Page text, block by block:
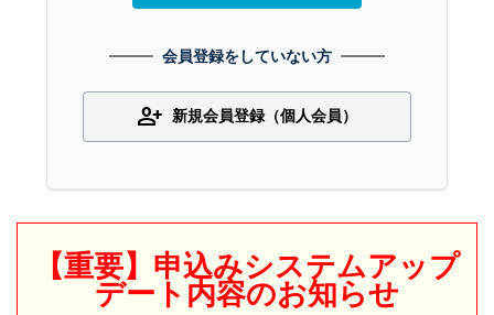
会員登録をしていない方
person_add 新規会員登録（個人会員）
【重要】申込みシステムアップ
デート内容のお知らせ